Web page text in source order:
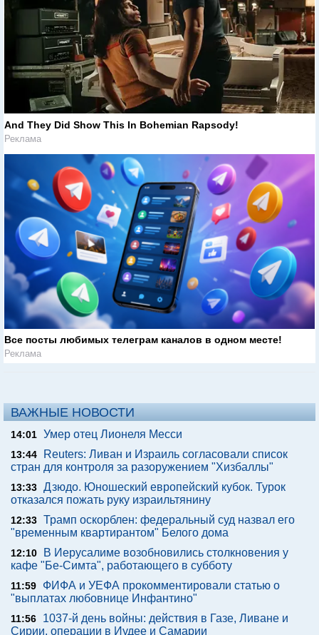
And They Did Show This In Bohemian Rapsody!
Реклама
Все посты любимых телеграм каналов в одном месте!
Реклама
ВАЖНЫЕ НОВОСТИ
14:01 Умер отец Лионеля Месси
13:44
Reuters: Ливан и Израиль согласовали список
стран для контроля за разоружением "Хизбаллы"
13:33 Дзюдо. Юношеский европейский кубок. Турок
отказался пожать руку израильтянину
12:33 Трамп оскорблен: федеральный суд назвал его
"временным квартирантом" Белого дома
12:10
В Иерусалиме возобновились столкновения у
кафе "Бе-Симта", работающего в субботу
11:59
ФИФА и УЕФА прокомментировали статью о
"выплатах любовнице Инфантино"
11:56
1037-й день войны: действия в Газе, Ливане и
Сирии, операции в Иудее и Самарии